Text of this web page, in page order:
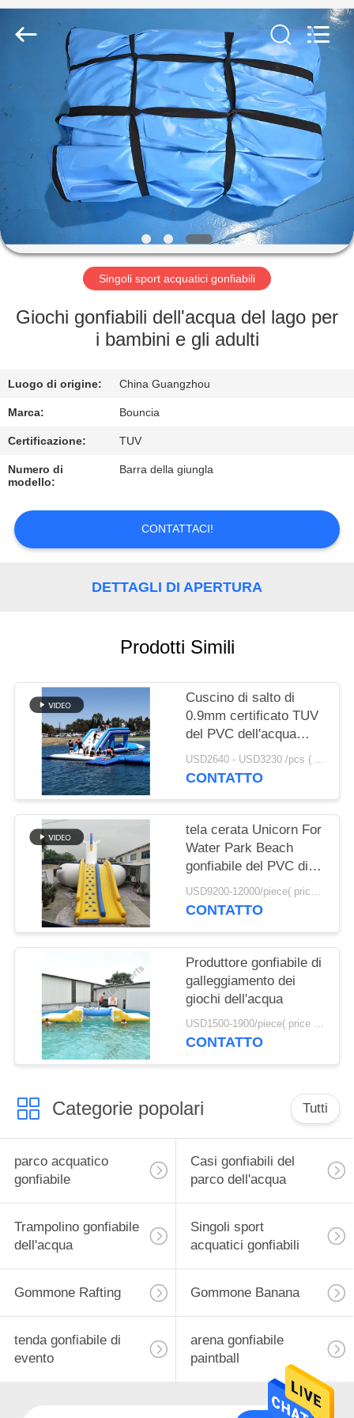
CASA
PRODOTTI
VIDEO
CIRCA
NOI
GIRO
CONTROLLO
DI
QUALITÀ
CONTATTICI
DEL
SITO
PRIVACY
POLICY
Guangzhou
Bouncia
Inflatables
Factory.
Singoli sport acquatici gonfiabili
Giochi gonfiabili dell'acqua del lago per
i bambini e gli adulti
Luogo di origine: China Guangzhou
Marca: Bouncia
Certificazione: TUV
Numero di
modello:
Barra della giungla
CONTATTACI!
DETTAGLI DI APERTURA
Prodotti Simili
Cuscino di salto di
0.9mm certificato TUV
del PVC dell'acqua
gonfiabile UV anti-
della tela cerata da
USD2640 - USD3230 /pcs ( price just for reference, detailed prices need to be confirmed） MOQ:1PC
CONTATTO
tela cerata Unicorn For
Water Park Beach
gonfiabile del PVC di
0.9mm
USD9200-12000/piece( price just for reference, detailed prices need to be confirmed) MOQ:1PC
CONTATTO
Produttore gonfiabile di
galleggiamento dei
giochi dell'acqua
USD1500-1900/piece( price just for reference, detailed prices need to be confirmed) MOQ:1PC
CONTATTO
Categorie popolari Tutti
parco acquatico
gonfiabile
Casi gonfiabili del
parco dell'acqua
Trampolino gonfiabile
dell'acqua
Singoli sport
acquatici gonfiabili
Gommone Rafting Gommone Banana
tenda gonfiabile di
evento
arena gonfiabile
paintball